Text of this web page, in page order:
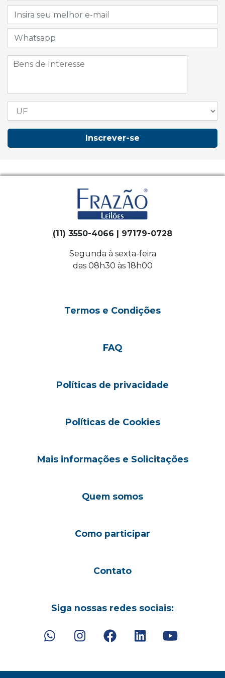
Inscrever-se
(11) 3550-4066 | 97179-0728
Segunda à sexta-feira
das 08h30 às 18h00
Termos e Condições
FAQ
Políticas de privacidade
Políticas de Cookies
Mais informações e Solicitações
Quem somos
Como participar
Contato
Siga nossas redes sociais: